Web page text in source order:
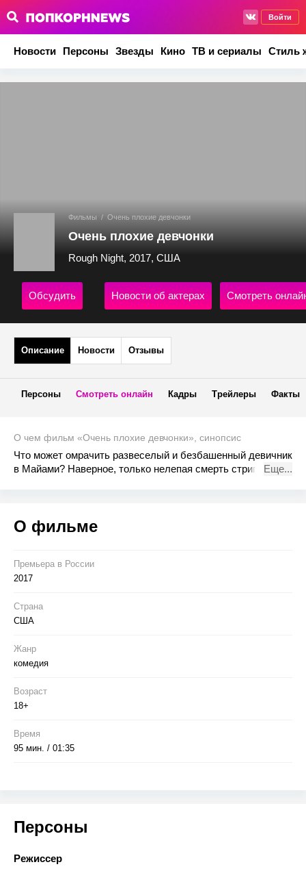
Войти
Новости Персоны Звезды Кино ТВ и сериалы Стиль
Фильмы / Очень плохие девчонки
Очень плохие девчонки
Rough Night, 2017, США
Обсудить Новости об актерах Смотреть
Описание Новости Отзывы
Персоны Смотреть онлайн Кадры Трейлеры Факты
О чем фильм «Очень плохие девчонки», синопсис
Что может омрачить развеселый и безбашенный девичник
в Майами? Наверное, только нелепая смерть стриптизера.
Еще...
О фильме
Премьера в Росcии
2017
Страна
США
Жанр
комедия
Возраст
18+
Время
95 мин. / 01:35
Персоны
Режиссер